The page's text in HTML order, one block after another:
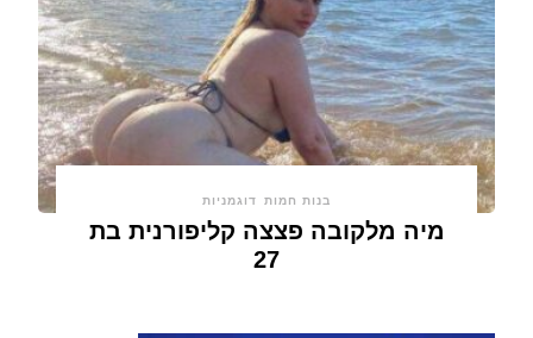
בנות חמות דוגמניות
מיה מלקובה פצצה קליפורנית בת
27